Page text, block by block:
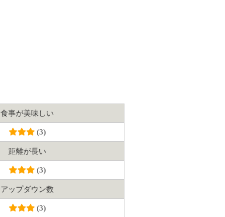
食事が美味しい
(3)
距離が長い
(3)
アップダウン数
(3)